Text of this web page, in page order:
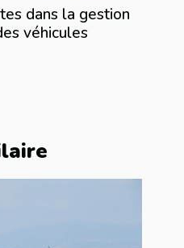
dans la gestion
véhicules